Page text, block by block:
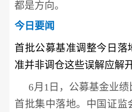
都是方向。
今日要闻
首批公募基准调整今日落
准并非调仓这些误解应解
6月1日，公募基金业
首批集中落地。中国证监